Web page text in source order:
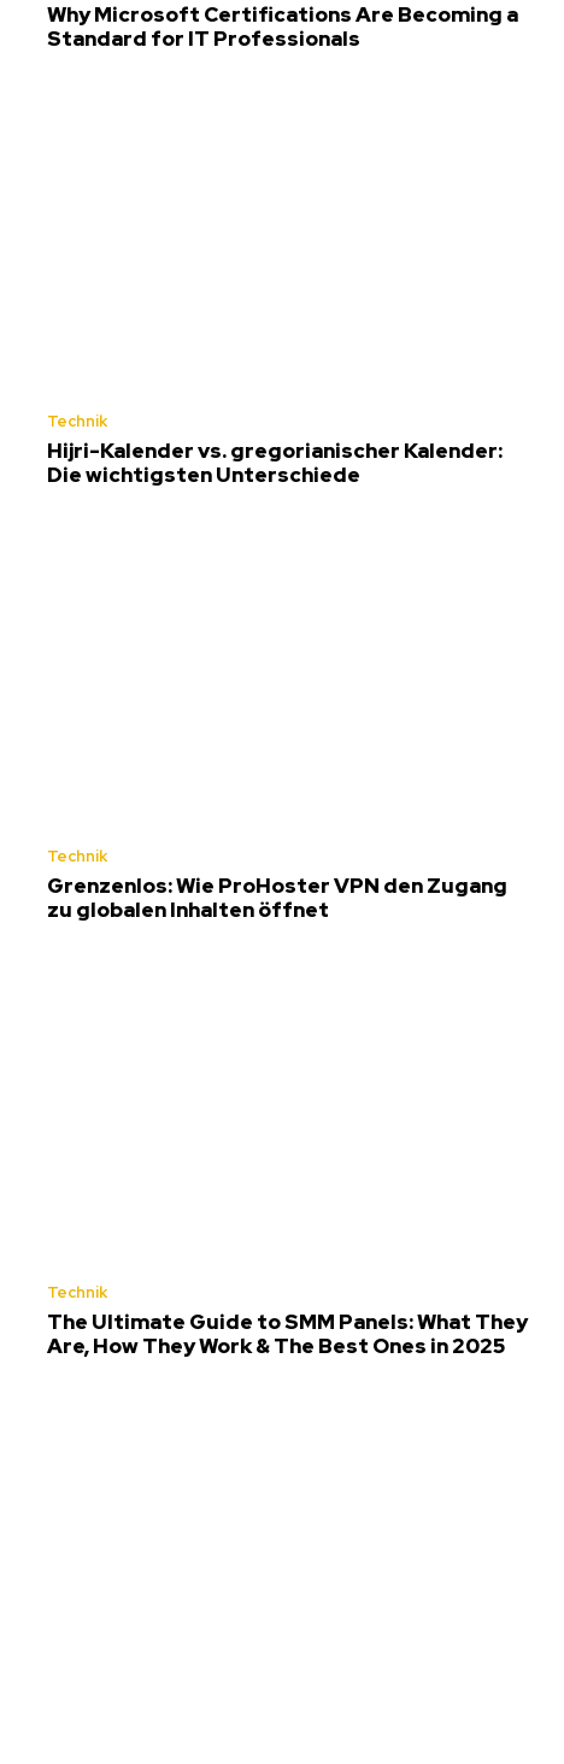
Why Microsoft Certifications Are Becoming a
Standard for IT Professionals
Technik
Hijri-Kalender vs. gregorianischer Kalender:
Die wichtigsten Unterschiede
Technik
Grenzenlos: Wie ProHoster VPN den Zugang
zu globalen Inhalten öffnet
Technik
The Ultimate Guide to SMM Panels: What They
Are, How They Work & The Best Ones in 2025